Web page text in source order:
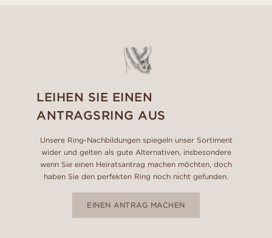
LEIHEN SIE EINEN
ANTRAGSRING AUS
Unsere Ring-Nachbildungen spiegeln unser Sortiment
wider und gelten als gute Alternativen, insbesondere
wenn Sie einen Heiratsantrag machen möchten, doch
haben Sie den perfekten Ring noch nicht gefunden.
EINEN ANTRAG MACHEN